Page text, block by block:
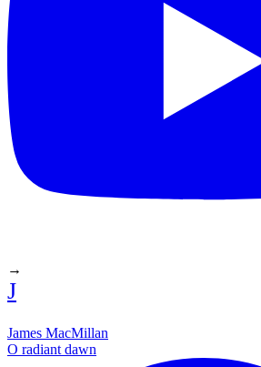
→
J
James MacMillan
O radiant dawn